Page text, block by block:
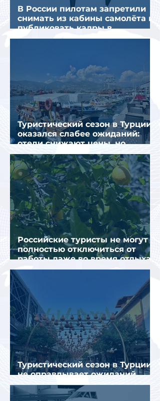
В России пилотам запретили
снимать из кабины самолёта и
публиковать кадры в
интернете
Туристический сезон в Турции
оказался слабее ожиданий:
отели снижают цены, но
загрузка остается низкой
Российские туристы не могут
полностью отключиться от
работы даже во время отдыха
в Турции
Туристический сезон в Турции
не оправдывает ожиданий
отрасли